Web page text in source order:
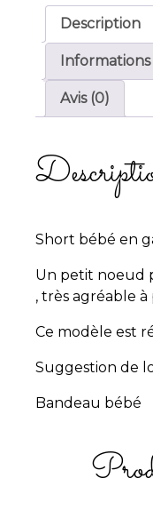
Description
Avis (0)
Short bébé en
Un petit noeud
, très agréable à
Ce modèle est
Suggestion de
Bandeau bébé